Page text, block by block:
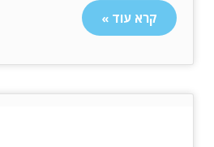
קרא עוד »